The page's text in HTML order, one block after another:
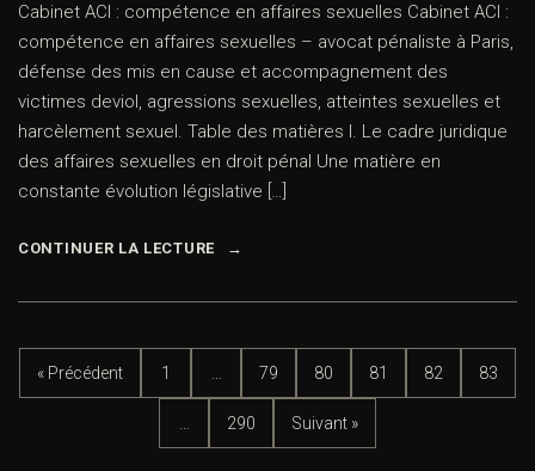
Cabinet ACI : compétence en affaires sexuelles Cabinet ACI :
compétence en affaires sexuelles – avocat pénaliste à Paris,
défense des mis en cause et accompagnement des
victimes deviol, agressions sexuelles, atteintes sexuelles et
harcèlement sexuel. Table des matières I. Le cadre juridique
des affaires sexuelles en droit pénal Une matière en
constante évolution législative […]
CONTINUER LA LECTURE
« Précédent 1 79 80 81 82 83
290 Suivant »